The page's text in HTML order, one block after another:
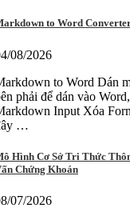
to Word
08/2026
to Word Dán
phải để dán vào
Input Xóa
…
Hình Cơ Sở Tri Thức
Chứng Khoán
07/2026